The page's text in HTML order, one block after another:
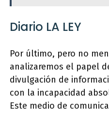
Diario LA LEY
Por último, pero no
analizaremos el papel
divulgación de
con la incapacidad
Este medio de